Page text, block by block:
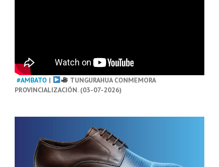
#AMBATO |
TUNGURAHUA CONMEMORA
PROVINCIALIZACIÓN. (03-07-2026)